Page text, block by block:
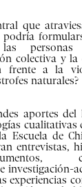
que
personas
colectiva y la
frente a la
naturales?
aportes del
cualitativas
Escuela de
entrevistas,
investigación-
experiencias